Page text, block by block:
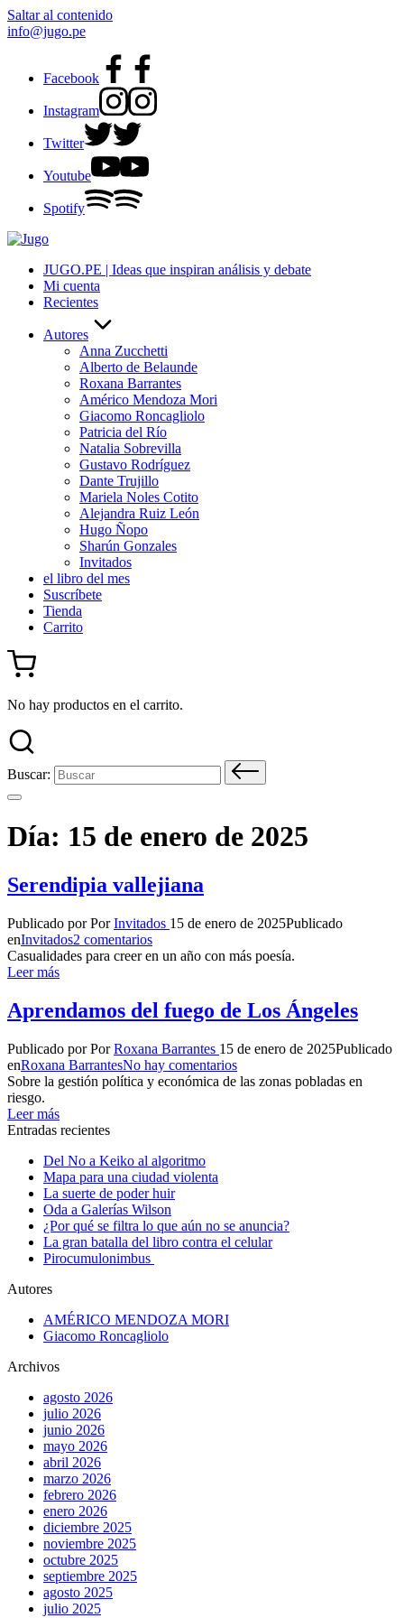
Saltar al contenido
info@jugo.pe
Facebook
Instagram
Twitter
Youtube
Spotify
JUGO.PE | Ideas que inspiran análisis y debate
Mi cuenta
Recientes
Autores
Anna Zucchetti
Alberto de Belaunde
Roxana Barrantes
Américo Mendoza Mori
Giacomo Roncagliolo
Patricia del Río
Natalia Sobrevilla
Gustavo Rodríguez
Dante Trujillo
Mariela Noles Cotito
Alejandra Ruiz León
Hugo Ñopo
Sharún Gonzales
Invitados
el libro del mes
Suscríbete
Tienda
Carrito
No hay productos en el carrito.
Buscar:
Día: 15 de enero de 2025
Serendipia vallejiana
Publicado por PorInvitados 15 de enero de 2025Publicado
enInvitados2 comentarios
Casualidades para creer en un año con más poesía.
Leer más
Aprendamos del fuego de Los Ángeles
Publicado por PorRoxana Barrantes 15 de enero de 2025Publicado
enRoxana BarrantesNo hay comentarios
Sobre la gestión política y económica de las zonas pobladas en
riesgo.
Leer más
Entradas recientes
Del No a Keiko al algoritmo
Mapa para una ciudad violenta
La suerte de poder huir
Oda a Galerías Wilson
¿Por qué se filtra lo que aún no se anuncia?
La gran batalla del libro contra el celular
Pirocumulonimbus
Autores
AMÉRICO MENDOZA MORI
Giacomo Roncagliolo
Archivos
agosto 2026
julio 2026
junio 2026
mayo 2026
abril 2026
marzo 2026
febrero 2026
enero 2026
diciembre 2025
noviembre 2025
octubre 2025
septiembre 2025
agosto 2025
julio 2025